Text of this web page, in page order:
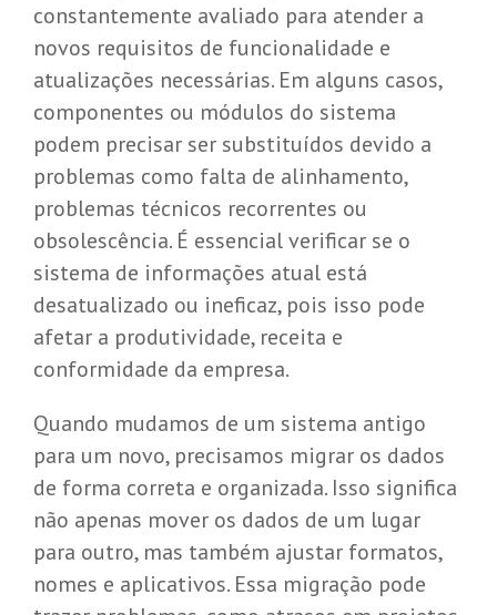
constantemente avaliado para atender a
novos requisitos de funcionalidade e
atualizações necessárias. Em alguns casos,
componentes ou módulos do sistema
podem precisar ser substituídos devido a
problemas como falta de alinhamento,
problemas técnicos recorrentes ou
obsolescência. É essencial verificar se o
sistema de informações atual está
desatualizado ou ineficaz, pois isso pode
afetar a produtividade, receita e
conformidade da empresa.
Quando mudamos de um sistema antigo
para um novo, precisamos migrar os dados
de forma correta e organizada. Isso significa
não apenas mover os dados de um lugar
para outro, mas também ajustar formatos,
nomes e aplicativos. Essa migração pode